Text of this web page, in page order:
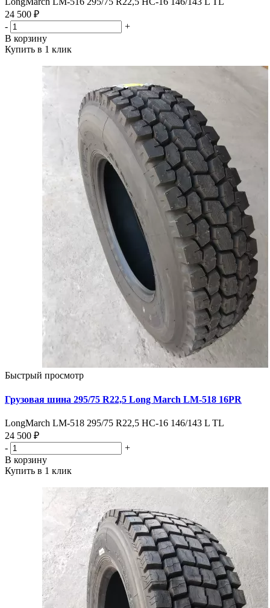
24 500 ₽
-
+
В корзину
Купить в 1 клик
Быстрый просмотр
Грузовая шина 295/75 R22,5 Long March LM-518 16PR
LongMarch LM-518 295/75 R22,5 HC-16 146/143 L TL
24 500 ₽
-
+
В корзину
Купить в 1 клик